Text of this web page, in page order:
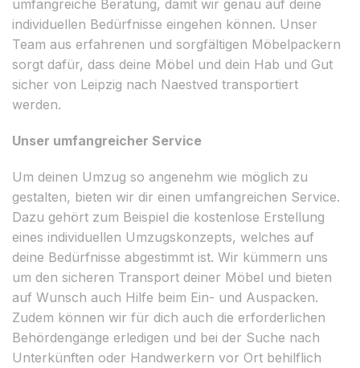
umfangreiche Beratung, damit wir genau auf deine
individuellen Bedürfnisse eingehen können. Unser
Team aus erfahrenen und sorgfältigen Möbelpackern
sorgt dafür, dass deine Möbel und dein Hab und Gut
sicher von Leipzig nach Naestved transportiert
werden.
Unser umfangreicher Service
Um deinen Umzug so angenehm wie möglich zu
gestalten, bieten wir dir einen umfangreichen Service.
Dazu gehört zum Beispiel die kostenlose Erstellung
eines individuellen Umzugskonzepts, welches auf
deine Bedürfnisse abgestimmt ist. Wir kümmern uns
um den sicheren Transport deiner Möbel und bieten
auf Wunsch auch Hilfe beim Ein- und Auspacken.
Zudem können wir für dich auch die erforderlichen
Behördengänge erledigen und bei der Suche nach
Unterkünften oder Handwerkern vor Ort behilflich